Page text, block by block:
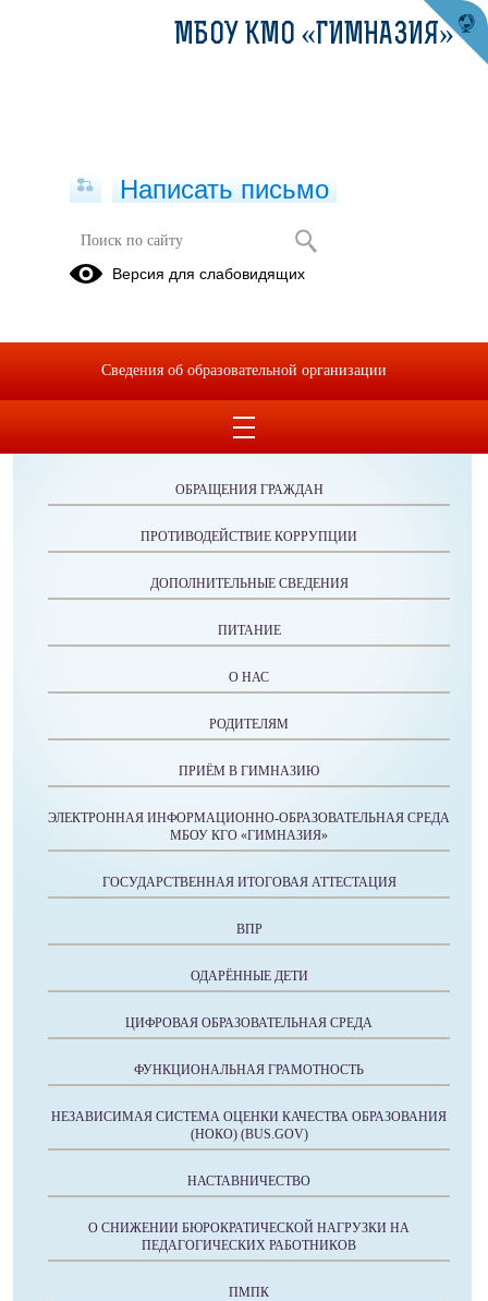
Прокуратура разъясняет
ОБРАЩЕНИЯ ГРАЖДАН
ПРОТИВОДЕЙСТВИЕ КОРРУПЦИИ
ДОПОЛНИТЕЛЬНЫЕ СВЕДЕНИЯ
ПИТАНИЕ
О НАС
РОДИТЕЛЯМ
ПРИЁМ В ГИМНАЗИЮ
ЭЛЕКТРОННАЯ ИНФОРМАЦИОННО-ОБРАЗОВАТЕЛЬНАЯ СРЕДА
МБОУ КГО «ГИМНАЗИЯ»
ГОСУДАРСТВЕННАЯ ИТОГОВАЯ АТТЕСТАЦИЯ
ВПР
ОДАРЁННЫЕ ДЕТИ
ЦИФРОВАЯ ОБРАЗОВАТЕЛЬНАЯ СРЕДА
ФУНКЦИОНАЛЬНАЯ ГРАМОТНОСТЬ
НЕЗАВИСИМАЯ СИСТЕМА ОЦЕНКИ КАЧЕСТВА ОБРАЗОВАНИЯ
(НОКО) (BUS.GOV)
НАСТАВНИЧЕСТВО
О СНИЖЕНИИ БЮРОКРАТИЧЕСКОЙ НАГРУЗКИ НА
ПЕДАГОГИЧЕСКИХ РАБОТНИКОВ
ПМПК
МБОУ КМО «ГИМНАЗИЯ»
Написать письмо
Версия для слабовидящих
Сведения об образовательной организации